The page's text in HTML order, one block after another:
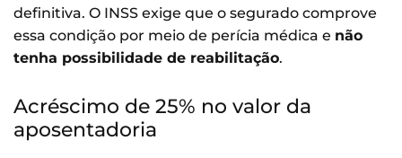
definitiva. O INSS exige que o segurado comprove
essa condição por meio de perícia médica e não
tenha possibilidade de reabilitação.
Acréscimo de 25% no valor da
aposentadoria